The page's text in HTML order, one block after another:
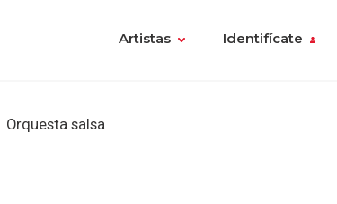
Artistas Identifícate
Orquesta salsa